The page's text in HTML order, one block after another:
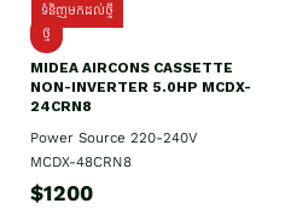
ទំនិញមកដល់ថ្មី
ថ្មី
MIDEA AIRCONS CASSETTE
NON-INVERTER 5.0HP MCDX-
24CRN8
Power Source 220-240V
MCDX-48CRN8
$1200